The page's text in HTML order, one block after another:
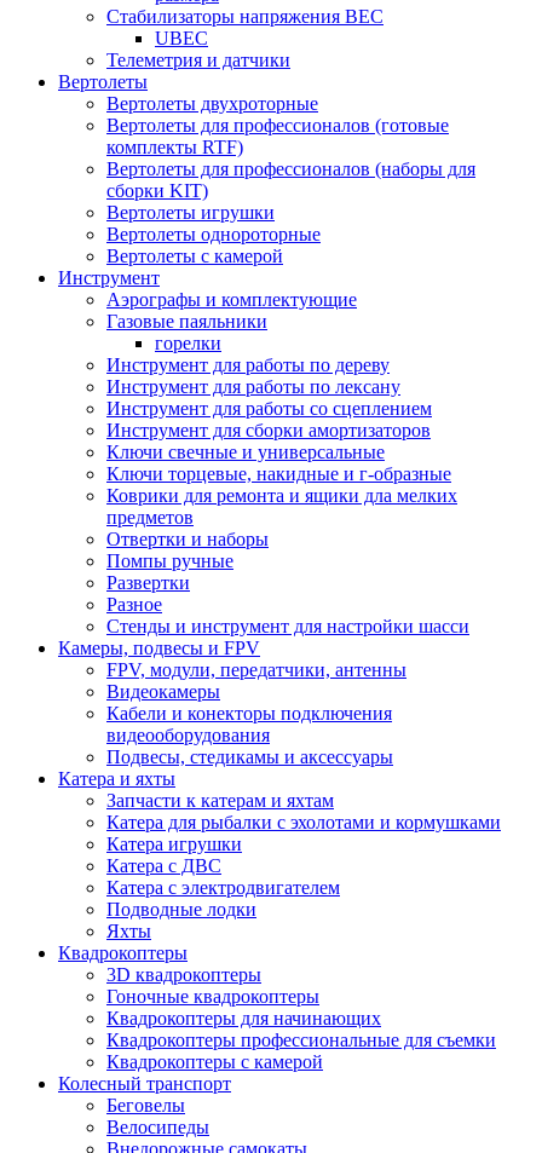
Стабилизаторы напряжения BEC
UBEC
Телеметрия и датчики
Вертолеты
Вертолеты двухроторные
Вертолеты для профессионалов (готовые
комплекты RTF)
Вертолеты для профессионалов (наборы для
сборки KIT)
Вертолеты игрушки
Вертолеты однороторные
Вертолеты с камерой
Инструмент
Аэрографы и комплектующие
Газовые паяльники
горелки
Инструмент для работы по дереву
Инструмент для работы по лексану
Инструмент для работы со сцеплением
Инструмент для сборки амортизаторов
Ключи свечные и универсальные
Ключи торцевые, накидные и г-образные
Коврики для ремонта и ящики дла мелких
предметов
Отвертки и наборы
Помпы ручные
Развертки
Разное
Стенды и инструмент для настройки шасси
Камеры, подвесы и FPV
FPV, модули, передатчики, антенны
Видеокамеры
Кабели и конекторы подключения
видеооборудования
Подвесы, стедикамы и аксессуары
Катера и яхты
Запчасти к катерам и яхтам
Катера для рыбалки с эхолотами и кормушками
Катера игрушки
Катера с ДВС
Катера с электродвигателем
Подводные лодки
Яхты
Квадрокоптеры
3D квадрокоптеры
Гоночные квадрокоптеры
Квадрокоптеры для начинающих
Квадрокоптеры профессиональные для съемки
Квадрокоптеры с камерой
Колесный транспорт
Беговелы
Велосипеды
Внедорожные самокаты